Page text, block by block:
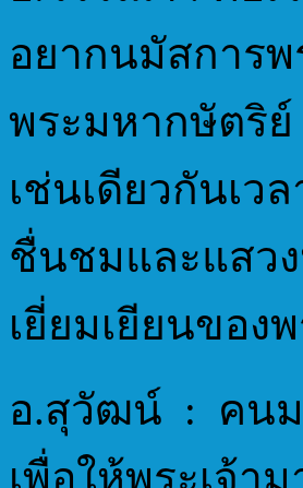
อยากนมัสการพ
พระมหากษัตริย์
เช่นเดียวกันเว
ชื่นชมและแสว
เยี่ยมเยียนของพ
อ.สุวัฒน์ : คนม
เพื่อให้พระเจ้า